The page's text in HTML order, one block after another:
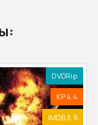
DVDRip
KP 4.4
IMDB 3.9